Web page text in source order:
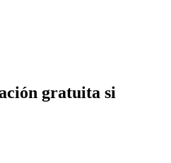
gratuita si